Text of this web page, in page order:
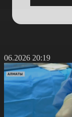
20:19